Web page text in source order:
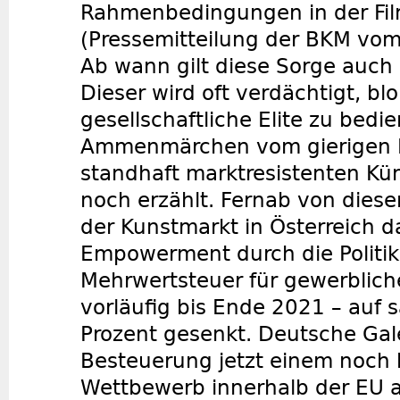
Rahmenbedingungen in der
(Pressemitteilung der BKM
Ab wann gilt diese Sorge
Dieser wird oft verdächtigt,
gesellschaftliche Elite zu
Ammenmärchen vom gierigen
standhaft marktresistenten
noch erzählt. Fernab von
der Kunstmarkt in Österreich
Empowerment durch die
Mehrwertsteuer für
vorläufig bis Ende 2021 – auf
Prozent gesenkt. Deutsche
Besteuerung jetzt einem noch
Wettbewerb innerhalb der EU